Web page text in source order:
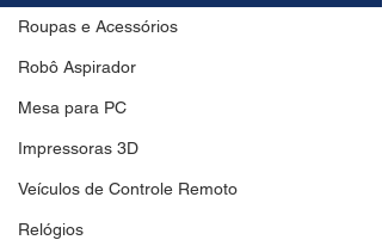
Roupas e Acessórios
Robô Aspirador
Mesa para PC
Impressoras 3D
Veículos de Controle Remoto
Relógios